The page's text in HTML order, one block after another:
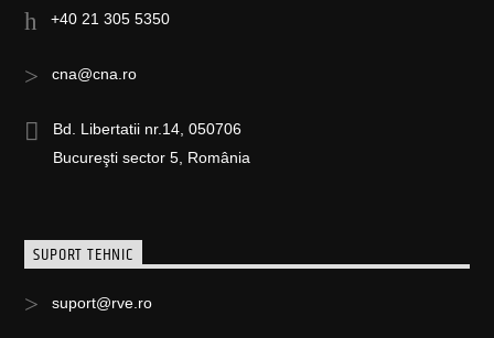
+40 21 305 5350
cna@cna.ro
Bd. Libertatii nr.14, 050706
Bucureşti sector 5, România
SUPORT TEHNIC
suport@rve.ro